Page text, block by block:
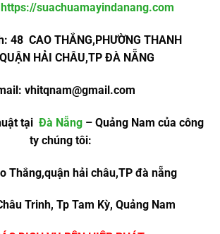
https://suachuamayindanang.com
48 CAO THẮNG,PHƯỜNG THANH
HẢI CHÂU,TP ĐÀ NẴNG
vhitqnam@gmail.com
tại Đà Nẵng – Quảng Nam của công
ty chúng tôi:
hải châu,TP đà nẵng
Trinh, Tp Tam Kỳ, Quảng Nam